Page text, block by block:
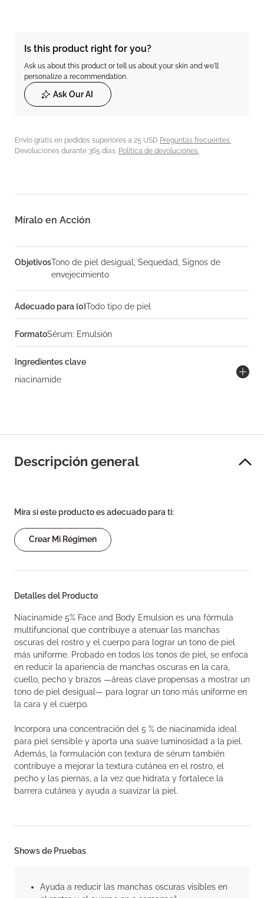
Is this product right for you?
Ask us about this product or tell us about your skin and we'll
personalize a recommendation.
Ask Our AI
Envío gratis en pedidos superiores a 25 USD Preguntas frecuentes.
Devoluciones durante 365 días. Política de devoluciones.
Míralo en Acción
ObjetivosTono de piel desigual, Sequedad, Signos de
envejecimiento
Adecuado para {0}Todo tipo de piel
FormatoSérum: Emulsión
Ingredientes clave
niacinamide
Descripción general
Mira si este producto es adecuado para ti:
Crear Mi Régimen
Detalles del Producto
Niacinamide 5% Face and Body Emulsion es una fórmula
multifuncional que contribuye a atenuar las manchas
oscuras del rostro y el cuerpo para lograr un tono de piel
más uniforme. Probado en todos los tonos de piel, se enfoca
en reducir la apariencia de manchas oscuras en la cara,
cuello, pecho y brazos —áreas clave propensas a mostrar un
tono de piel desigual— para lograr un tono más uniforme en
la cara y el cuerpo.
Incorpora una concentración del 5 % de niacinamida ideal
para piel sensible y aporta una suave luminosidad a la piel.
Además, la formulación con textura de sérum también
contribuye a mejorar la textura cutánea en el rostro, el
pecho y las piernas, a la vez que hidrata y fortalece la
barrera cutánea y ayuda a suavizar la piel.
Shows de Pruebas
Ayuda a reducir las manchas oscuras visibles en